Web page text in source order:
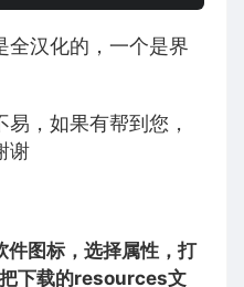
全汉化的，一个是界
，如果有帮到您，
谢
件图标，选择属性，打
下载的resources文